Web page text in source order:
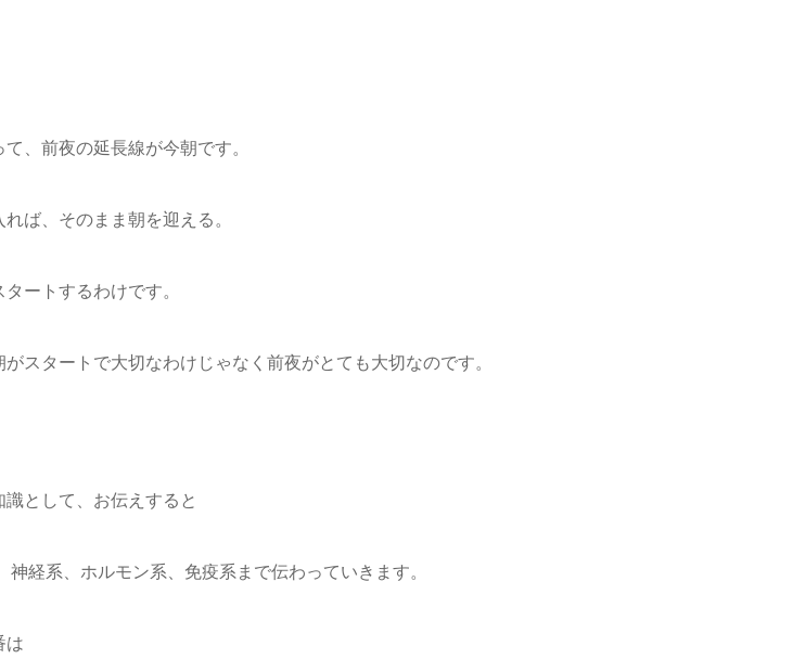
、前夜の延長線が今朝です。
ば、そのまま朝を迎える。
ートするわけです。
スタートで大切なわけじゃなく 前夜がとても大切なのです。
として、お伝えすると
神経系、ホルモン系、免疫系 まで伝わっていきます。
は